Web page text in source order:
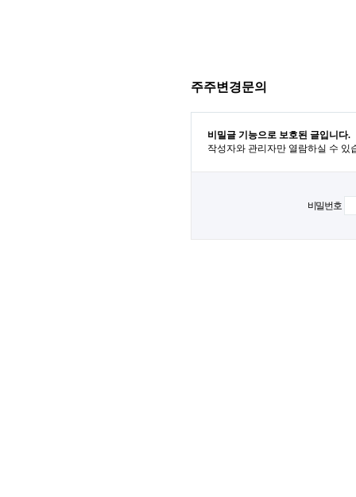
주주변경문의
비밀글 기능으로 보호된 글입니다.
작성자와 관리자만 열람하실 수 있
비밀번호